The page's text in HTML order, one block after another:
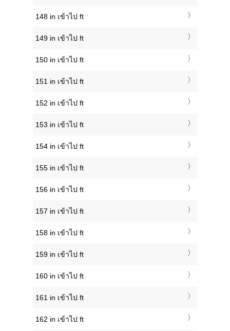
148 in เข้าไป ft
149 in เข้าไป ft
150 in เข้าไป ft
151 in เข้าไป ft
152 in เข้าไป ft
153 in เข้าไป ft
154 in เข้าไป ft
155 in เข้าไป ft
156 in เข้าไป ft
157 in เข้าไป ft
158 in เข้าไป ft
159 in เข้าไป ft
160 in เข้าไป ft
161 in เข้าไป ft
162 in เข้าไป ft